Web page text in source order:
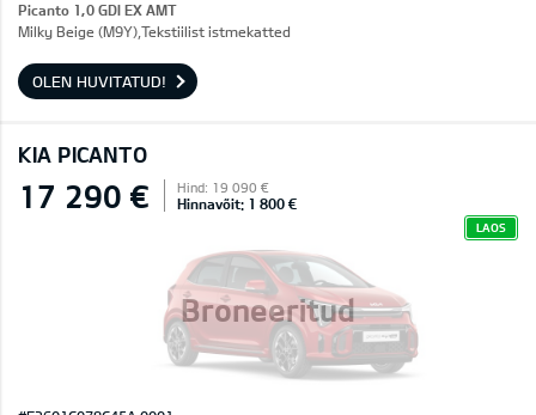
Picanto 1,0 GDI EX AMT
Milky Beige (M9Y),Tekstiilist istmekatted
OLEN HUVITATUD!
KIA PICANTO
Broneeritud
17 290 € Hind: 19 090 €
Hinnavõit: 1 800 €
LAOS